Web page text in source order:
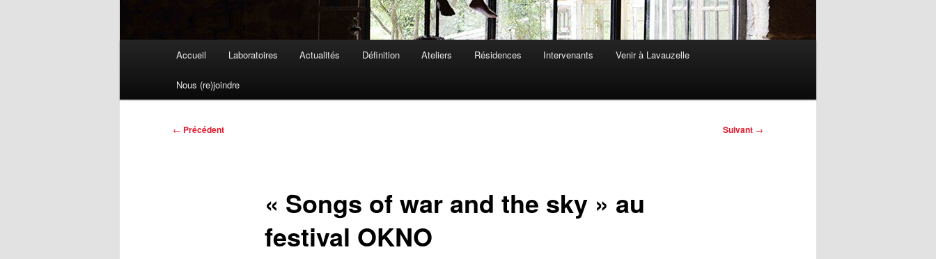
Accueil Laboratoires Actualités Définition Ateliers Résidences Intervenants Venir à Lavauzelle
Nous (re)joindre
Navigation
← Précédent Suivant →
« Songs of war and the sky » au
festival OKNO